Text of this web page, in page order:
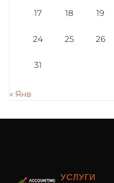
17 18 19
24 25 26
31
« Янв
УСЛУГИ